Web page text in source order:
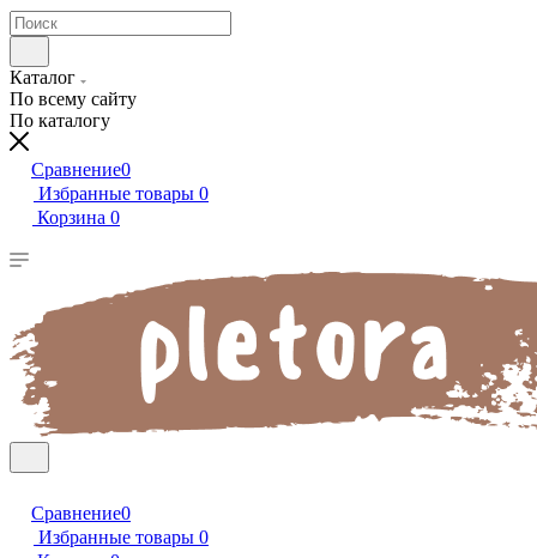
Каталог
По всему сайту
По каталогу
Сравнение0
Избранные товары 0
Корзина 0
Сравнение0
Избранные товары 0